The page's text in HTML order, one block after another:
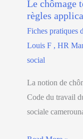
Le chômage
règles
Fiches pratiques
Louis F , HR
social
La notion de
Code du travail
sociale